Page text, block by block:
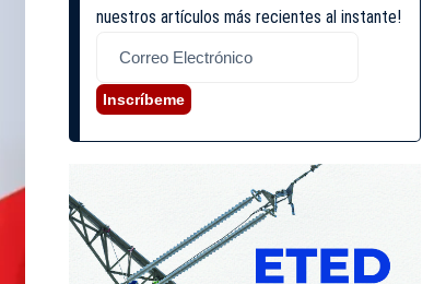
nuestros artículos más recientes al instante!
Inscríbeme